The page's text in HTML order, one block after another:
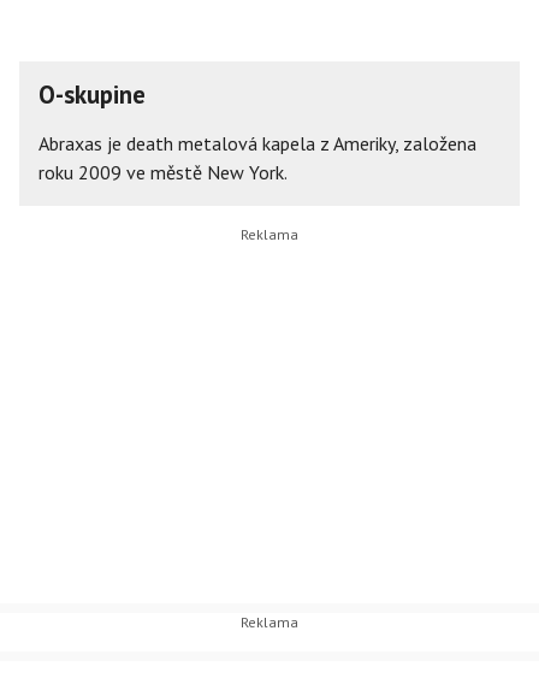
O-skupine
Abraxas je death metalová kapela z Ameriky, založena
roku 2009 ve městě New York.